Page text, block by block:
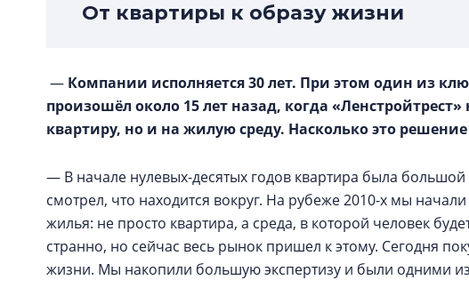
От квартиры к образу жизни
— Компании исполняется 30 лет. При этом один из
произошёл около 15 лет назад, когда
квартиру, но и на жилую среду. Насколько это решение
— В начале нулевых-десятых годов квартира была
смотрел, что находится вокруг. На рубеже 2010-х мы
жилья: не просто квартира, а среда, в которой человек
странно, но сейчас весь рынок пришел к этому. Сегодня
жизни. Мы накопили большую экспертизу и были одними